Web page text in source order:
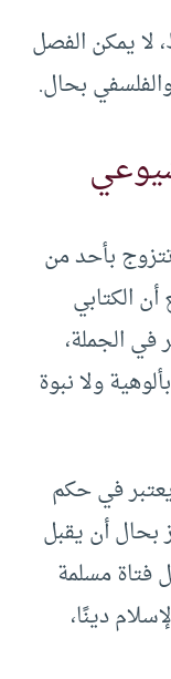
لا يمكن الفصل
بحال.
بأحد من
الكتابي
في الجملة،
ولا نبوة
في حكم
بحال أن يقبل
فتاة مسلمة
دينًا،